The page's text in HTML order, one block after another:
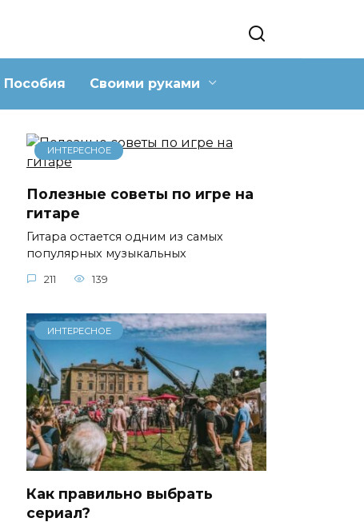
Пособия Своими руками
ИНТЕРЕСНОЕ
Полезные советы по игре на
гитаре
Гитара остается одним из самых
популярных музыкальных
211 139
ИНТЕРЕСНОЕ
Как правильно выбрать
сериал?